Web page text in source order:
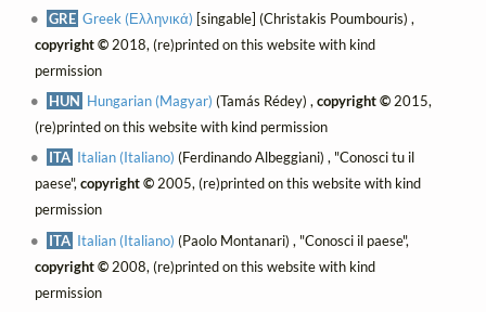
GRE Greek (Ελληνικά) [singable] (Christakis Poumbouris) ,
copyright ©2018, (re)printed on this website with kind
permission
HUN Hungarian (Magyar) (Tamás Rédey) ,copyright ©2015,
(re)printed on this website with kind permission
ITA Italian (Italiano) (Ferdinando Albeggiani) , "Conosci tu il
paese",copyright ©2005, (re)printed on this website with kind
permission
ITA Italian (Italiano) (Paolo Montanari) , "Conosci il paese",
copyright ©2008, (re)printed on this website with kind
permission